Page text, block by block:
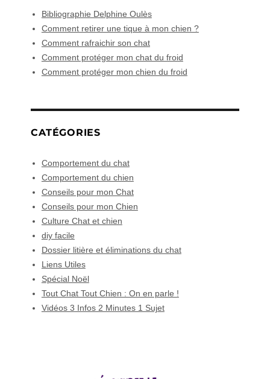
Bibliographie Delphine Oulès
Comment retirer une tique à mon chien ?
Comment rafraichir son chat
Comment protéger mon chat du froid
Comment protéger mon chien du froid
CATÉGORIES
Comportement du chat
Comportement du chien
Conseils pour mon Chat
Conseils pour mon Chien
Culture Chat et chien
diy facile
Dossier litière et éliminations du chat
Liens Utiles
Spécial Noël
Tout Chat Tout Chien : On en parle !
Vidéos 3 Infos 2 Minutes 1 Sujet